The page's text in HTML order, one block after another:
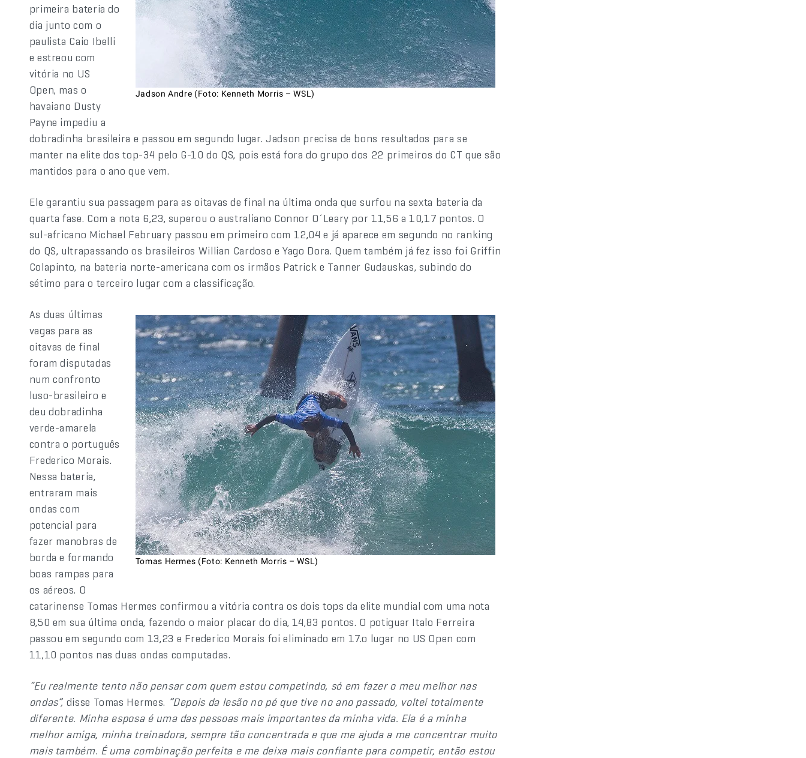
Jadson Andre (Foto: Kenneth Morris – WSL)
primeira bateria do
dia junto com o
paulista Caio Ibelli
e estreou com
vitória no US
Open, mas o
havaiano Dusty
Payne impediu a
dobradinha brasileira e passou em segundo lugar. Jadson precisa de bons resultados para se
manter na elite dos top-34 pelo G-10 do QS, pois está fora do grupo dos 22 primeiros do CT que são
mantidos para o ano que vem.
Ele garantiu sua passagem para as oitavas de final na última onda que surfou na sexta bateria da
quarta fase. Com a nota 6,23, superou o australiano Connor O´Leary por 11,56 a 10,17 pontos. O
sul-africano Michael February passou em primeiro com 12,04 e já aparece em segundo no ranking
do QS, ultrapassando os brasileiros Willian Cardoso e Yago Dora. Quem também já fez isso foi Griffin
Colapinto, na bateria norte-americana com os irmãos Patrick e Tanner Gudauskas, subindo do
sétimo para o terceiro lugar com a classificação.
Tomas Hermes (Foto: Kenneth Morris – WSL)
As duas últimas
vagas para as
oitavas de final
foram disputadas
num confronto
luso-brasileiro e
deu dobradinha
verde-amarela
contra o português
Frederico Morais.
Nessa bateria,
entraram mais
ondas com
potencial para
fazer manobras de
borda e formando
boas rampas para
os aéreos. O
catarinense Tomas Hermes confirmou a vitória contra os dois tops da elite mundial com uma nota
8,50 em sua última onda, fazendo o maior placar do dia, 14,83 pontos. O potiguar Italo Ferreira
passou em segundo com 13,23 e Frederico Morais foi eliminado em 17.o lugar no US Open com
11,10 pontos nas duas ondas computadas.
“Eu realmente tento não pensar com quem estou competindo, só em fazer o meu melhor nas
ondas”, disse Tomas Hermes. ”Depois da lesão no pé que tive no ano passado, voltei totalmente
diferente. Minha esposa é uma das pessoas mais importantes da minha vida. Ela é a minha
melhor amiga, minha treinadora, sempre tão concentrada e que me ajuda a me concentrar muito
mais também. É uma combinação perfeita e me deixa mais confiante para competir, então estou